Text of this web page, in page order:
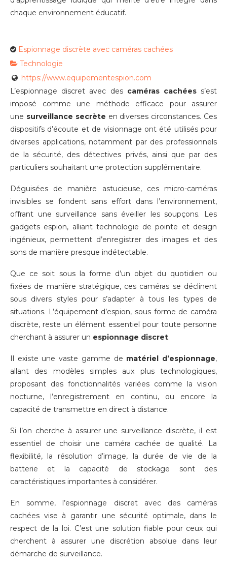
chaque environnement éducatif.
Espionnage discrète avec caméras cachées
Technologie
https://www.equipementespion.com
L’espionnage discret avec des caméras cachéess’est
imposé comme une méthode efficace pour assurer
une surveillance secrète en diverses circonstances. Ces
dispositifs d’écoute et de visionnage ont été utilisés pour
diverses applications, notamment par des professionnels
de la sécurité, des détectives privés, ainsi que par des
particuliers souhaitant une protection supplémentaire.
Déguisées de manière astucieuse, ces micro-caméras
invisibles se fondent sans effort dans l’environnement,
offrant une surveillance sans éveiller les soupçons. Les
gadgets espion, alliant technologie de pointe et design
ingénieux, permettent d’enregistrer des images et des
sons de manière presque indétectable.
Que ce soit sous la forme d’un objet du quotidien ou
fixées de manière stratégique, ces caméras se déclinent
sous divers styles pour s’adapter à tous les types de
situations. L’équipement d’espion, sous forme de caméra
discrète, reste un élément essentiel pour toute personne
cherchant à assurer un espionnage discret.
Il existe une vaste gamme de matériel d’espionnage,
allant des modèles simples aux plus technologiques,
proposant des fonctionnalités variées comme la vision
nocturne, l’enregistrement en continu, ou encore la
capacité de transmettre en direct à distance.
Si l’on cherche à assurer une surveillance discrète, il est
essentiel de choisir une caméra cachée de qualité. La
flexibilité, la résolution d’image, la durée de vie de la
batterie et la capacité de stockage sont des
caractéristiques importantes à considérer.
En somme, l’espionnage discret avec des caméras
cachées vise à garantir une sécurité optimale, dans le
respect de la loi. C’est une solution fiable pour ceux qui
cherchent à assurer une discrétion absolue dans leur
démarche de surveillance.